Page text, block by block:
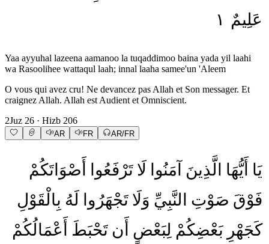
عَلِيمٌ ١
Yaa ayyuhal lazeena aamanoo la tuqaddimoo baina yada yil laahi
wa Rasoolihee wattaqul laah; innal laaha samee'un 'Aleem
O vous qui avez cru! Ne devancez pas Allah et Son messager. Et
craignez Allah. Allah est Audient et Omniscient.
2Juz 26 · Hizb 206
AR FR AR/FR
يَا أَيُّهَا الَّذِينَ آمَنُوا لَا تَرْفَعُوا
أَصْوَاتَكُمْ
فَوْقَ صَوْتِ النَّبِيِّ وَلَا تَجْهَرُوا لَهُ بِالْقَوْلِ
كَجَهْرِ بَعْضِكُمْ لِبَعْضٍ أَن تَحْبَطَ
أَعْمَالُكُمْ